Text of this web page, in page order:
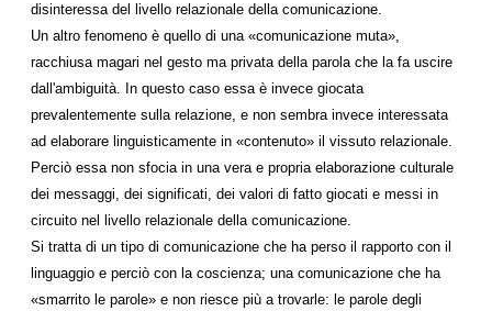
disinteressa del livello relazionale della comunicazione.
Un altro fenomeno è quello di una «comunicazione muta»,
racchiusa magari nel gesto ma privata della parola che la fa uscire
dall'ambiguità. In questo caso essa è invece giocata
prevalentemente sulla relazione, e non sembra invece interessata
ad elaborare linguisticamente in «contenuto» il vissuto relazionale.
Perciò essa non sfocia in una vera e propria elaborazione culturale
dei messaggi, dei significati, dei valori di fatto giocati e messi in
circuito nel livello relazionale della comunicazione.
Si tratta di un tipo di comunicazione che ha perso il rapporto con il
linguaggio e perciò con la coscienza; una comunicazione che ha
«smarrito le parole» e non riesce più a trovarle: le parole degli